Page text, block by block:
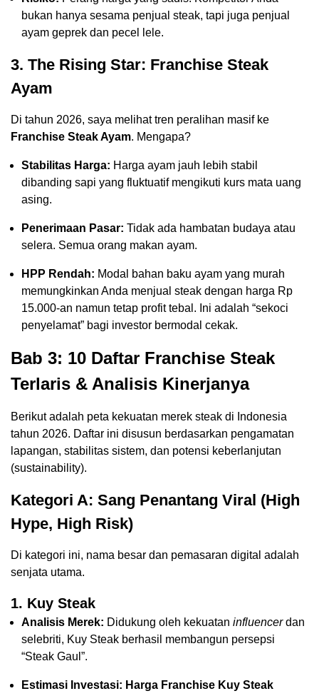
bukan hanya sesama penjual steak, tapi juga penjual
ayam geprek dan pecel lele.
3. The Rising Star: Franchise Steak
Ayam
Di tahun 2026, saya melihat tren peralihan masif ke
Franchise Steak Ayam. Mengapa?
Stabilitas Harga: Harga ayam jauh lebih stabil
dibanding sapi yang fluktuatif mengikuti kurs mata uang
asing.
Penerimaan Pasar: Tidak ada hambatan budaya atau
selera. Semua orang makan ayam.
HPP Rendah: Modal bahan baku ayam yang murah
memungkinkan Anda menjual steak dengan harga Rp
15.000-an namun tetap profit tebal. Ini adalah “sekoci
penyelamat” bagi investor bermodal cekak.
Bab 3: 10 Daftar Franchise Steak
Terlaris & Analisis Kinerjanya
Berikut adalah peta kekuatan merek steak di Indonesia
tahun 2026. Daftar ini disusun berdasarkan pengamatan
lapangan, stabilitas sistem, dan potensi keberlanjutan
(sustainability).
Kategori A: Sang Penantang Viral (High
Hype, High Risk)
Di kategori ini, nama besar dan pemasaran digital adalah
senjata utama.
1. Kuy Steak
Analisis Merek: Didukung oleh kekuatan influencerdan
selebriti, Kuy Steak berhasil membangun persepsi
“Steak Gaul”.
Estimasi Investasi: Harga Franchise Kuy Steak